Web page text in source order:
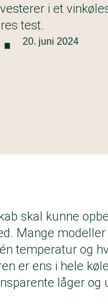
i et
test.
20. juni 2024
skal kunne
Mange
temperatur og
er ens i hele
låger